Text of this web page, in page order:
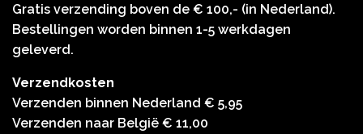
Gratis verzending boven de € 100,- (in Nederland).
Bestellingen worden binnen 1-5 werkdagen
geleverd.
Verzendkosten
Verzenden binnen Nederland € 5,95
Verzenden naar België € 11,00